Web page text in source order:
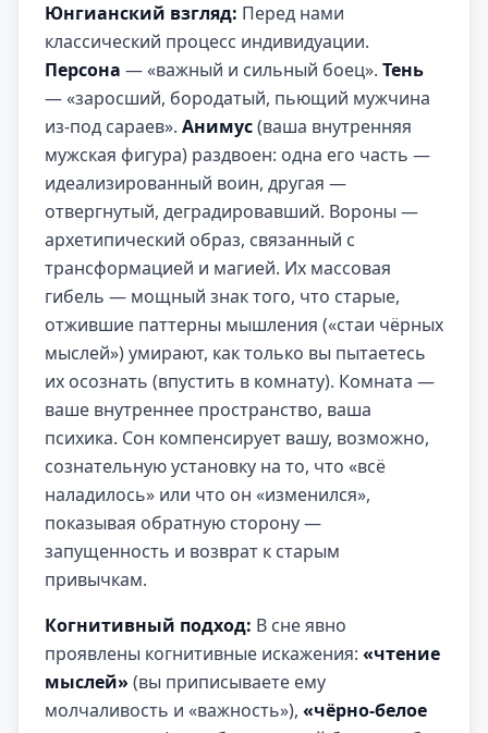
Юнгианский взгляд: Перед нами
классический процесс индивидуации.
Персона — «важный и сильный боец». Тень
— «заросший, бородатый, пьющий мужчина
из-под сараев». Анимус(ваша внутренняя
мужская фигура) раздвоен: одна его часть —
идеализированный воин, другая —
отвергнутый, деградировавший. Вороны —
архетипический образ, связанный с
трансформацией и магией. Их массовая
гибель — мощный знак того, что старые,
отжившие паттерны мышления («стаи чёрных
мыслей») умирают, как только вы пытаетесь
их осознать (впустить в комнату). Комната —
ваше внутреннее пространство, ваша
психика. Сон компенсирует вашу, возможно,
сознательную установку на то, что «всё
наладилось» или что он «изменился»,
показывая обратную сторону —
запущенность и возврат к старым
привычкам.
Когнитивный подход: В сне явно
проявлены когнитивные искажения: «чтение
мыслей» (вы приписываете ему
молчаливость и «важность»), «чёрно-белое